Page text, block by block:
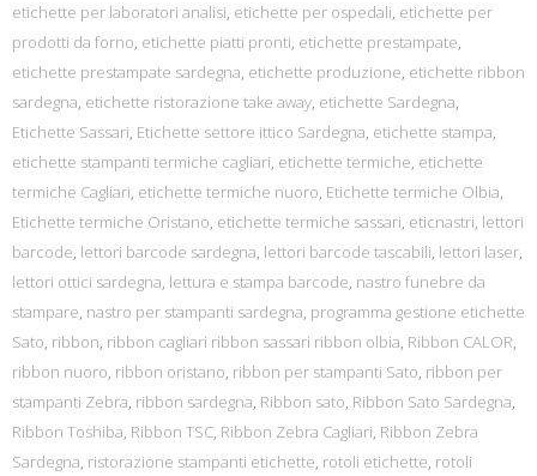
etichette per laboratori analisi, etichette per ospedali, etichette per
prodotti da forno, etichette piatti pronti, etichette prestampate,
etichette prestampate sardegna, etichette produzione, etichette ribbon
sardegna, etichette ristorazione take away, etichette Sardegna,
Etichette Sassari, Etichette settore ittico Sardegna, etichette stampa,
etichette stampanti termiche cagliari, etichette termiche, etichette
termiche Cagliari, etichette termiche nuoro, Etichette termiche Olbia,
Etichette termiche Oristano, etichette termiche sassari, eticnastri, lettori
barcode, lettori barcode sardegna, lettori barcode tascabili, lettori laser,
lettori ottici sardegna, lettura e stampa barcode, nastro funebre da
stampare, nastro per stampanti sardegna, programma gestione etichette
Sato, ribbon, ribbon cagliari ribbon sassari ribbon olbia, Ribbon CALOR,
ribbon nuoro, ribbon oristano, ribbon per stampanti Sato, ribbon per
stampanti Zebra, ribbon sardegna, Ribbon sato, Ribbon Sato Sardegna,
Ribbon Toshiba, Ribbon TSC, Ribbon Zebra Cagliari, Ribbon Zebra
Sardegna, ristorazione stampanti etichette, rotoli etichette, rotoli